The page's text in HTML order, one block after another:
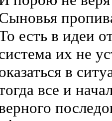
есть в идеи
их не
в
все и